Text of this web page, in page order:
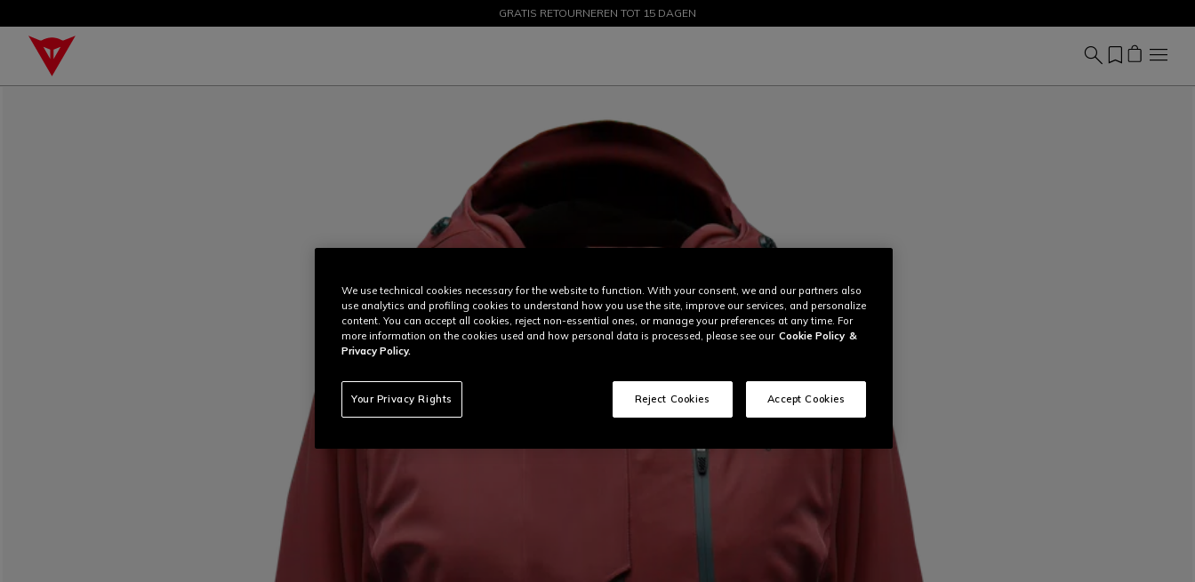
PROMOTIES TOT 50% – SHOP NU
GRATIS RETOURNEREN TOT 15 DAGEN
We use technical cookies necessary for the website to function. With your consent, we and our partners also
use analytics and profiling cookies to understand how you use the site, improve our services, and personalize
content. You can accept all cookies, reject non-essential ones, or manage your preferences at any time. For
more information on the cookies used and how personal data is processed, please see our Cookie Policy &
Privacy Policy.
Your Privacy Rights Reject Cookies Accept Cookies